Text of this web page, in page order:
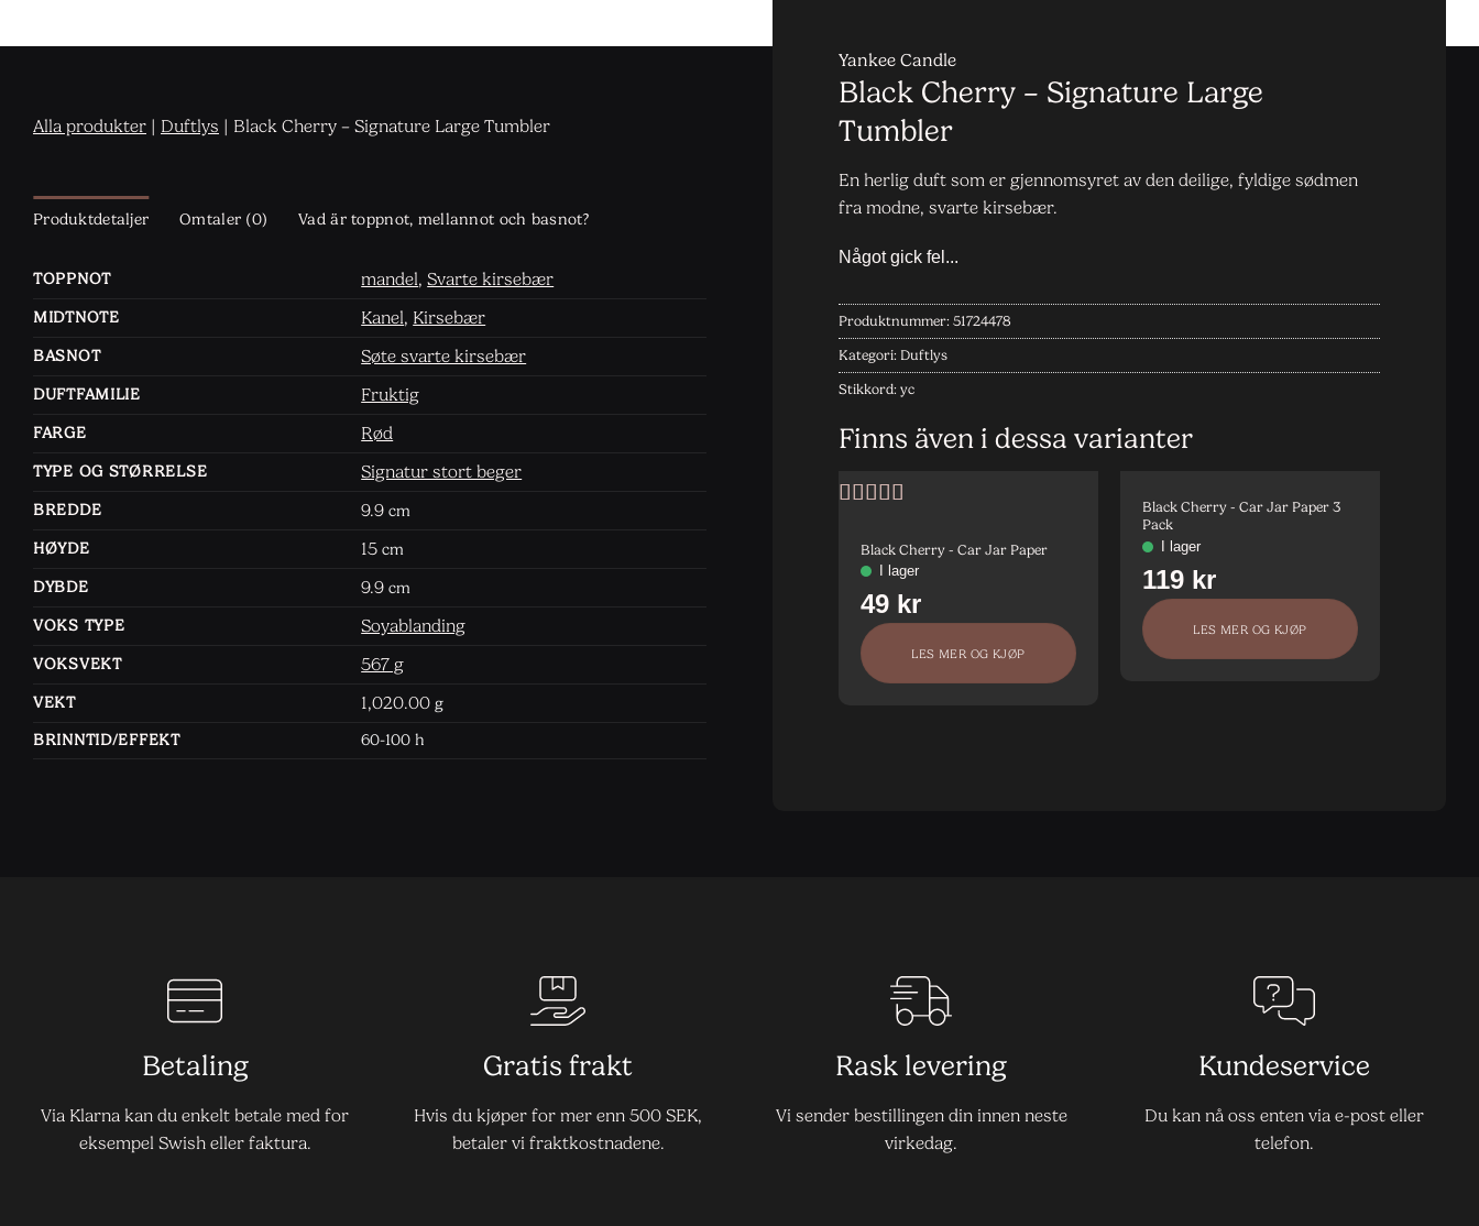
Alla produkter | Duftlys | Black Cherry – Signature Large Tumbler
Produktdetaljer Omtaler (0) Vad är toppnot, mellannot och basnot?
TOPPNOT mandel,Svarte kirsebær
MIDTNOTE Kanel, Kirsebær
BASNOT Søte svarte kirsebær
DUFTFAMILIE Fruktig
FARGE Rød
TYPE OG STØRRELSE Signatur stort beger
BREDDE 9.9 cm
HØYDE
15 cm
DYBDE
9.9 cm
VOKS TYPE
Soyablanding
VOKSVEKT 567 g
VEKT 1,020.00 g
BRINNTID/EFFEKT
60-100 h
Yankee Candle
Black Cherry – Signature Large
Tumbler
En herlig duft som er gjennomsyret av den deilige, fyldige sødmen
fra modne, svarte kirsebær.
Produktnummer: 51724478
Kategori: Duftlys
Stikkord: yc
Finns även i dessa varianter
Black Cherry - Car Jar Paper
LES MER OG KJØP
Black Cherry - Car Jar Paper 3
Pack
LES MER OG KJØP
Betaling
Via Klarna kan du enkelt betale med for
eksempel Swish eller faktura.
Gratis frakt
Hvis du kjøper for mer enn 500 SEK,
betaler vi fraktkostnadene.
Rask levering
Vi sender bestillingen din innen neste
virkedag.
Kundeservice
Du kan nå oss enten via e-post eller
telefon.